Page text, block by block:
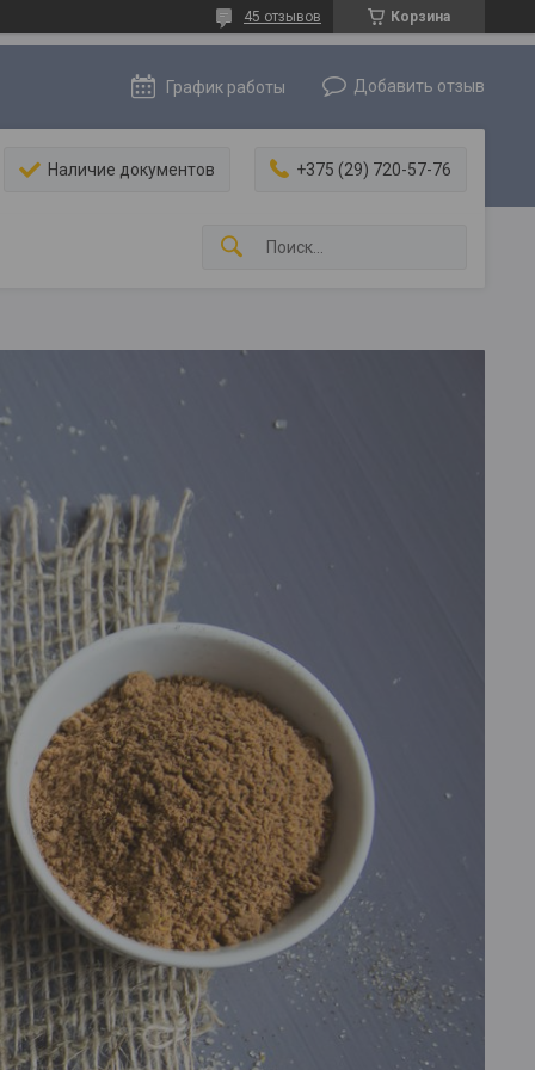
Корзина
45 отзывов
График работы Добавить отзыв
Наличие документов +375 (29) 720-57-76